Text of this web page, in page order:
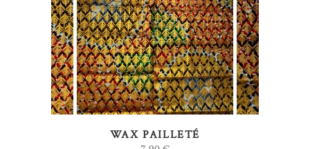
AJOUTER AU PANIER
WAX PAILLETÉ